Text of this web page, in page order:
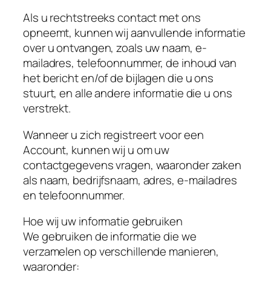
Als u rechtstreeks contact met ons
opneemt, kunnen wij aanvullende informatie
over u ontvangen, zoals uw naam, e-
mailadres, telefoonnummer, de inhoud van
het bericht en/of de bijlagen die u ons
stuurt, en alle andere informatie die u ons
verstrekt.
Wanneer u zich registreert voor een
Account, kunnen wij u om uw
contactgegevens vragen, waaronder zaken
als naam, bedrijfsnaam, adres, e-mailadres
en telefoonnummer.
Hoe wij uw informatie gebruiken
We gebruiken de informatie die we
verzamelen op verschillende manieren,
waaronder: